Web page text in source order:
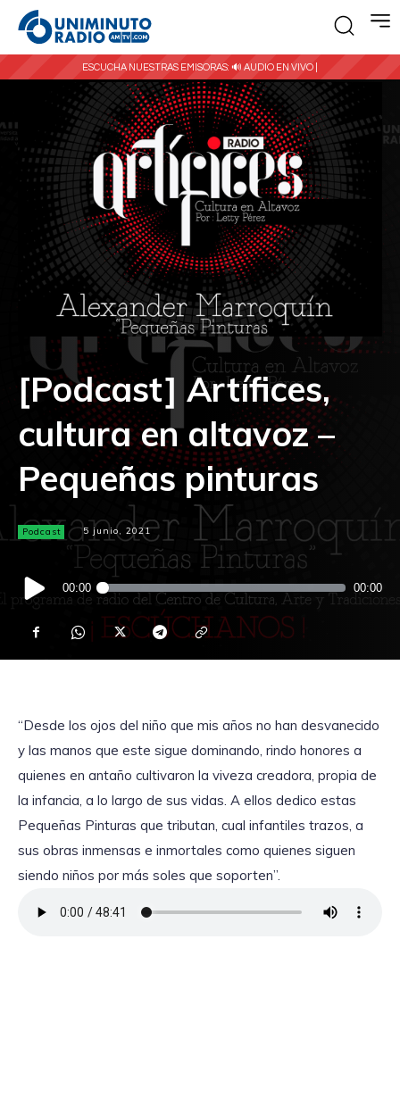
ESCUCHA NUESTRAS EMISORAS: 🔊 AUDIO EN VIVO |
[Podcast] Artífices,
cultura en altavoz –
Pequeñas pinturas
Podcast 5 junio, 2021
Reproductor
de
00:00 00:00
“Desde los ojos del niño que mis años no han desvanecido
y las manos que este sigue dominando, rindo honores a
quienes en antaño cultivaron la viveza creadora, propia de
la infancia, a lo largo de sus vidas. A ellos dedico estas
Pequeñas Pinturas que tributan, cual infantiles trazos, a
sus obras inmensas e inmortales como quienes siguen
siendo niños por más soles que soporten”.